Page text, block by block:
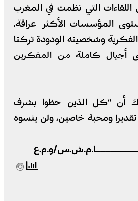
التي نظمت في المغرب
المؤسسات الأكثر عراقة،
وشخصيته الودودة تركتا
أجيال كاملة من المفكرين
أن “كل الذين حظوا بشرف
ومحبة خاصين، ولن ينسوه
و.م.ع